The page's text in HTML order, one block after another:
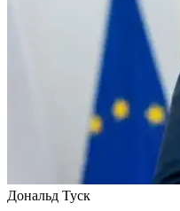
Дональд Туск